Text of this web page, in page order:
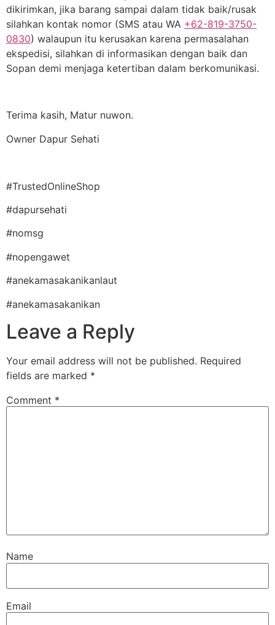
dikirimkan, jika barang sampai dalam tidak baik/rusak
silahkan kontak nomor (SMS atau WA +62-819-3750-
0830) walaupun itu kerusakan karena permasalahan
ekspedisi, silahkan di informasikan dengan baik dan
Sopan demi menjaga ketertiban dalam berkomunikasi.
Terima kasih, Matur nuwon.
Owner Dapur Sehati
#TrustedOnlineShop
#dapursehati
#nomsg
#nopengawet
#anekamasakanikanlaut
#anekamasakanikan
Leave a Reply
Your email address will not be published. Required
fields are marked *
Comment *
Name
Email